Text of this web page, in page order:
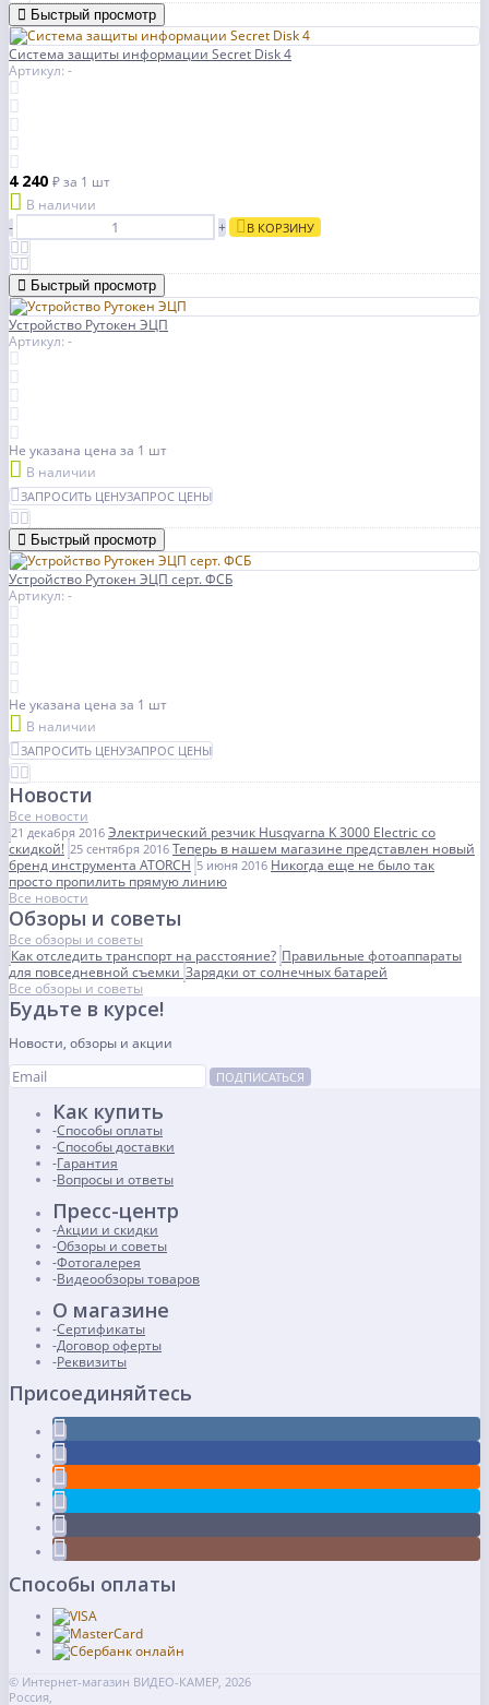
Быстрый просмотр
Система защиты информации Secret Disk 4
Артикул: -
4 240 ₽за 1 шт
В наличии
-
+ В КОРЗИНУ
Быстрый просмотр
Устройство Рутокен ЭЦП
Артикул: -
Не указана цена за 1 шт
В наличии
ЗАПРОСИТЬ ЦЕНУЗАПРОС ЦЕНЫ
Быстрый просмотр
Устройство Рутокен ЭЦП серт. ФСБ
Артикул: -
Не указана цена за 1 шт
В наличии
ЗАПРОСИТЬ ЦЕНУЗАПРОС ЦЕНЫ
Новости
Все новости
21 декабря 2016 Электрический резчик Husqvarna K 3000 Electric со
скидкой! 25 сентября 2016 Теперь в нашем магазине представлен новый
бренд инструмента ATORCH 5 июня 2016 Никогда еще не было так
просто пропилить прямую линию
Все новости
Обзоры и советы
Все обзоры и советы
Как отследить транспорт на расстояние? Правильные фотоаппараты
для повседневной съемки Зарядки от солнечных батарей
Все обзоры и советы
Будьте в курсе!
Новости, обзоры и акции
ПОДПИСАТЬСЯ
Как купить
Способы оплаты
Способы доставки
Гарантия
Вопросы и ответы
Пресс-центр
Акции и скидки
Обзоры и советы
Фотогалерея
Видеообзоры товаров
О магазине
Сертификаты
Договор оферты
Реквизиты
Присоединяйтесь
Способы оплаты
© Интернет-магазин ВИДЕО-КАМЕР, 2026
Россия,